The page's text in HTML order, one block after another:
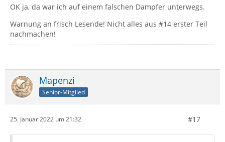
OK ja, da war ich auf einem falschen Dampfer unterwegs.
Warnung an frisch Lesende! Nicht alles aus #14 erster Teil
nachmachen!
Mapenzi
Senior-Mitglied
25. Januar 2022 um 21:32 #17